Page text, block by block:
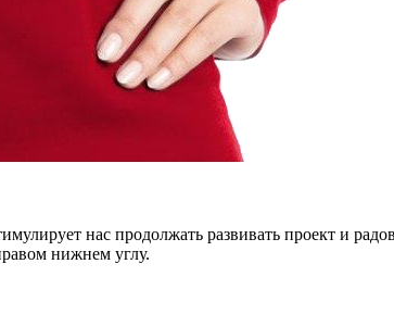
нас продолжать развивать проект и
нижнем углу.